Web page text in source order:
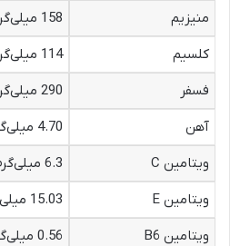
منیزیم
158 میلی‌گرم
کلسیم
114 میلی‌گرم
فسفر
290 میلی‌گرم
آهن
4.70 میلی‌گرم
ویتامین C
6.3 میلی‌گرم
ویتامین E
15.03 میلی‌گرم
ویتامین B6
0.56 میلی‌گرم